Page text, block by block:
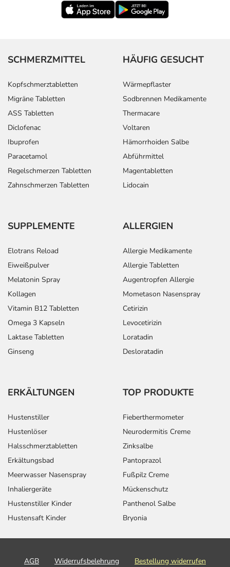
SCHMERZMITTEL
Kopfschmerztabletten
Migräne Tabletten
ASS Tabletten
Diclofenac
Ibuprofen
Paracetamol
Regelschmerzen Tabletten
Zahnschmerzen Tabletten
HÄUFIG GESUCHT
Wärmepflaster
Sodbrennen Medikamente
Thermacare
Voltaren
Hämorrhoiden Salbe
Abführmittel
Magentabletten
Lidocain
SUPPLEMENTE
Elotrans Reload
Eiweißpulver
Melatonin Spray
Kollagen
Vitamin B12 Tabletten
Omega 3 Kapseln
Laktase Tabletten
Ginseng
ALLERGIEN
Allergie Medikamente
Allergie Tabletten
Augentropfen Allergie
Mometason Nasenspray
Cetirizin
Levocetirizin
Loratadin
Desloratadin
ERKÄLTUNGEN
Hustenstiller
Hustenlöser
Halsschmerztabletten
Erkältungsbad
Meerwasser Nasenspray
Inhaliergeräte
Hustenstiller Kinder
Hustensaft Kinder
TOP PRODUKTE
Fieberthermometer
Neurodermitis Creme
Zinksalbe
Pantoprazol
Fußpilz Creme
Mückenschutz
Panthenol Salbe
Bryonia
AGB Widerrufsbelehrung
Bestellung widerrufen